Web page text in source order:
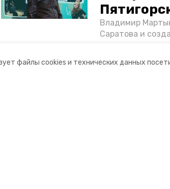
файлы cookies и технических данных
Владимир
Саратова и
существования
корреспонденту